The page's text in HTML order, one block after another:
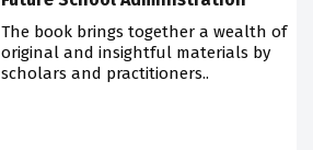
The book brings together a wealth of
original and insightful materials by
scholars and practitioners..